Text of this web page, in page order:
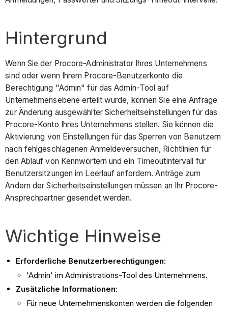
Hintergrund
Wenn Sie der Procore-Administrator Ihres Unternehmens
sind oder wenn Ihrem Procore-Benutzerkonto die
Berechtigung "Admin" für das Admin-Tool auf
Unternehmensebene erteilt wurde, können Sie eine Anfrage
zur Änderung ausgewählter Sicherheitseinstellungen für das
Procore-Konto Ihres Unternehmens stellen. Sie können die
Aktivierung von Einstellungen für das Sperren von Benutzern
nach fehlgeschlagenen Anmeldeversuchen, Richtlinien für
den Ablauf von Kennwörtern und ein Timeoutintervall für
Benutzersitzungen im Leerlauf anfordern. Anträge zum
Ändern der Sicherheitseinstellungen müssen an Ihr Procore-
Ansprechpartner gesendet werden.
Wichtige Hinweise
Erforderliche Benutzerberechtigungen:
'Admin' im Administrations-Tool des Unternehmens.
Zusätzliche Informationen:
Für neue Unternehmenskonten werden die folgenden